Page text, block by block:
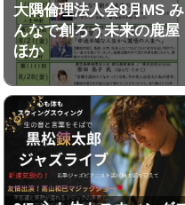
大隅倫理法人会8月MS み
んなで創ろう未来の鹿屋
ほか